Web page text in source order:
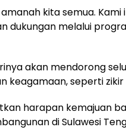
kita semua.
dukungan melalui
akan mendorong
keagamaan, seperti
harapan kemajuan
di Sulawesi